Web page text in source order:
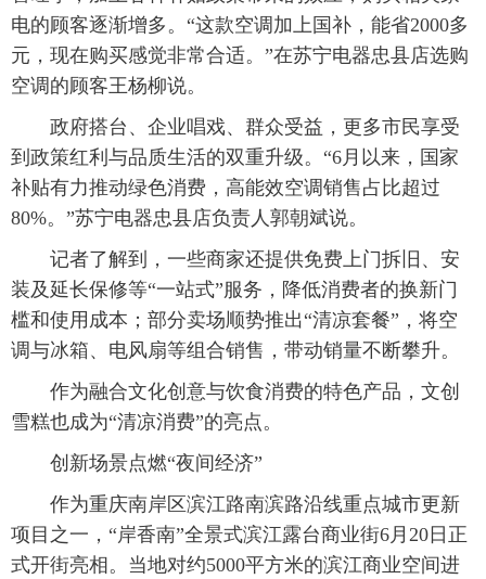
电的顾客逐渐增多。“这款空调加上国补，能省2000多
元，现在购买感觉非常合适。”在苏宁电器忠县店选购
空调的顾客王杨柳说。
政府搭台、企业唱戏、群众受益，更多市民享受
到政策红利与品质生活的双重升级。“6月以来，国家
补贴有力推动绿色消费，高能效空调销售占比超过
80%。”苏宁电器忠县店负责人郭朝斌说。
记者了解到，一些商家还提供免费上门拆旧、安
装及延长保修等“一站式”服务，降低消费者的换新门
槛和使用成本；部分卖场顺势推出“清凉套餐”，将空
调与冰箱、电风扇等组合销售，带动销量不断攀升。
作为融合文化创意与饮食消费的特色产品，文创
雪糕也成为“清凉消费”的亮点。
创新场景点燃“夜间经济”
作为重庆南岸区滨江路南滨路沿线重点城市更新
项目之一，“岸香南”全景式滨江露台商业街6月20日正
式开街亮相。当地对约5000平方米的滨江商业空间进